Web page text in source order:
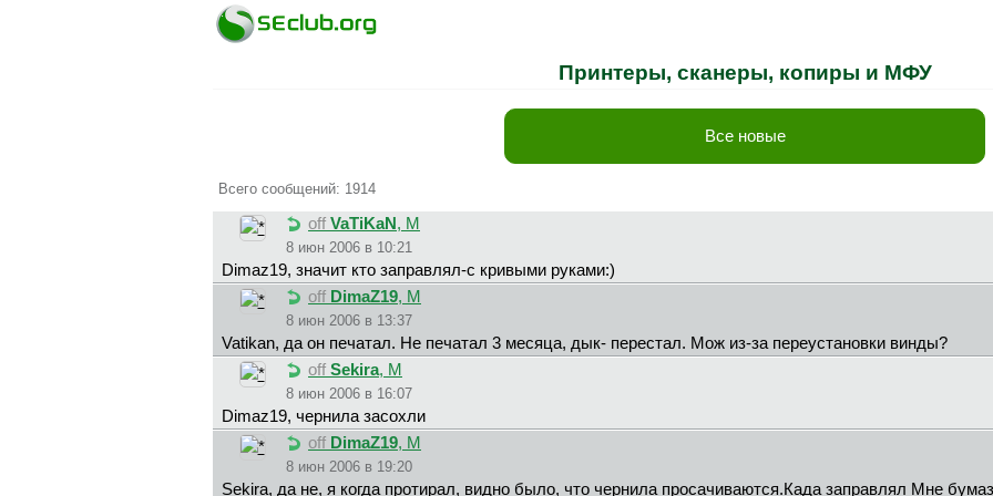
Принтеры, сканеры, копиры и МФУ
Все новые
Всего сообщений: 1914
off VaTiKaN , М
8 июн 2006 в 10:21
Dimaz19, значит кто заправлял-с кривыми руками:)
off DimaZ19, М
8 июн 2006 в 13:37
Vatikan, да он печатал. Не печатал 3 месяца, дык- перестал. Мож из-за переустановки винды?
off Sekira, М
8 июн 2006 в 16:07
Dimaz19, чернила засохли
off DimaZ19, М
8 июн 2006 в 19:20
Sekira, да не, я когда протирал, видно было, что чернила просачиваются.Када заправлял Мне